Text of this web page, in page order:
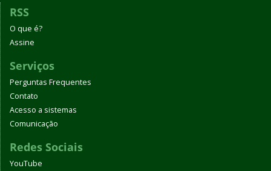
RSS
O que é?
Assine
Serviços
Perguntas Frequentes
Contato
Acesso a sistemas
Comunicação
Redes Sociais
YouTube